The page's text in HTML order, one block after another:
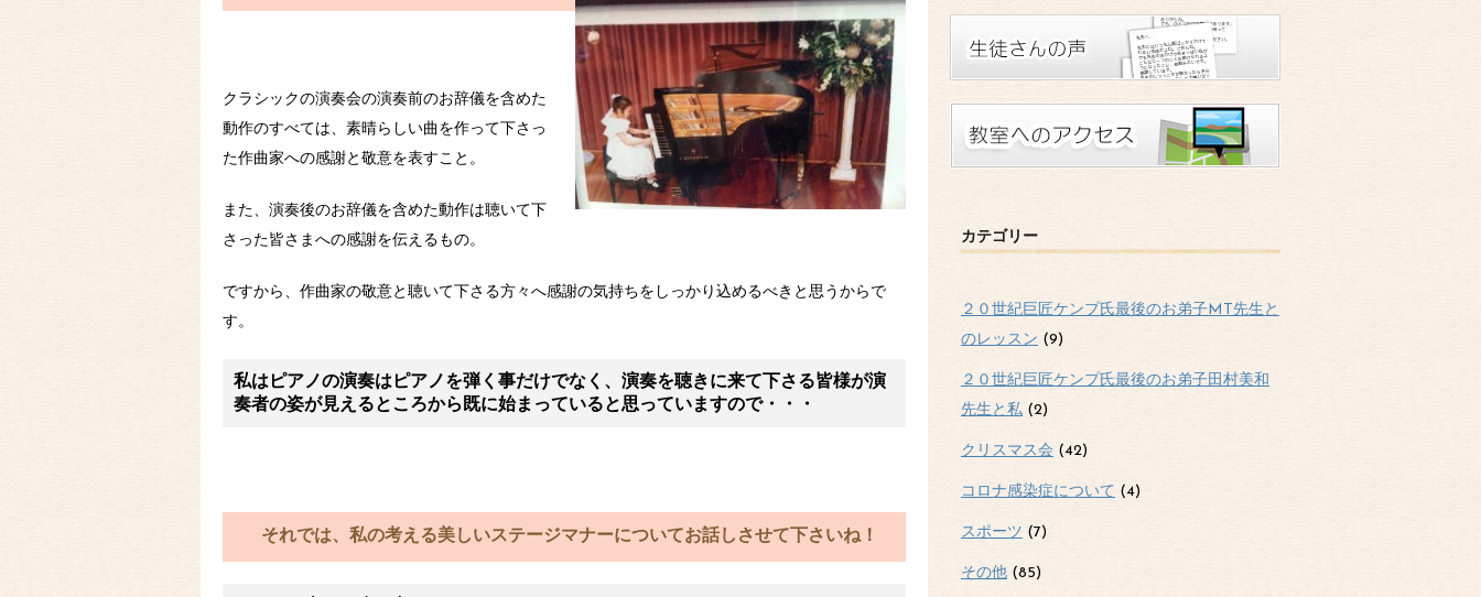
クラシックの演奏会の演奏前のお辞儀を含めた
動作のすべては、素晴らしい曲を作って下さっ
た作曲家への感謝と敬意を表すこと。
また、演奏後のお辞儀を含めた動作は聴いて下
さった皆さまへの感謝を伝えるもの。
ですから、作曲家の敬意と聴いて下さる方々へ感謝の気持ちをしっかり込めるべきと思うからで
す。
私はピアノの演奏はピアノを弾く事だけでなく、演奏を聴きに来て下さる皆様が演
奏者の姿が見えるところから既に始まっていると思っていますので・・・
それでは、私の考える美しいステージマナーについてお話しさせて下さいね！
カテゴリー
２０世紀巨匠ケンプ氏最後のお弟子MT先生と
のレッスン (9)
２０世紀巨匠ケンプ氏最後のお弟子田村美和
先生と私 (2)
クリスマス会 (42)
コロナ感染症について (4)
スポーツ (7)
その他 (85)